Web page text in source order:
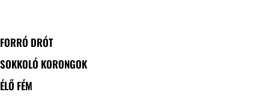
FORRÓ DRÓT
SOKKOLÓ KORONGOK
ÉLŐ FÉM